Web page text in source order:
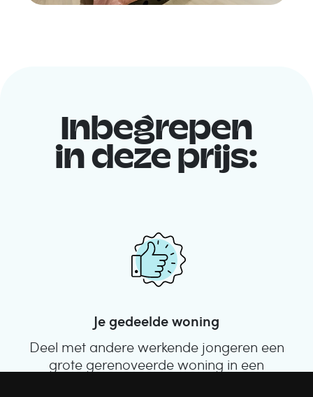
Inbegrepen
in deze prijs:
Je gedeelde woning
Deel met andere werkende jongeren een
grote gerenoveerde woning in een